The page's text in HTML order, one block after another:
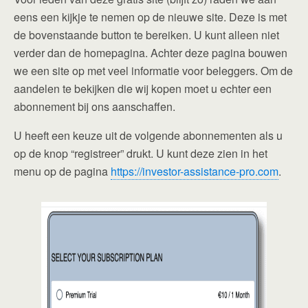
eens een kijkje te nemen op de nieuwe site. Deze is met
de bovenstaande button te bereiken. U kunt alleen niet
verder dan de homepagina. Achter deze pagina bouwen
we een site op met veel informatie voor beleggers. Om de
aandelen te bekijken die wij kopen moet u echter een
abonnement bij ons aanschaffen.
U heeft een keuze uit de volgende abonnementen als u
op de knop “registreer” drukt. U kunt deze zien in het
menu op de pagina https://investor-assistance-pro.com.